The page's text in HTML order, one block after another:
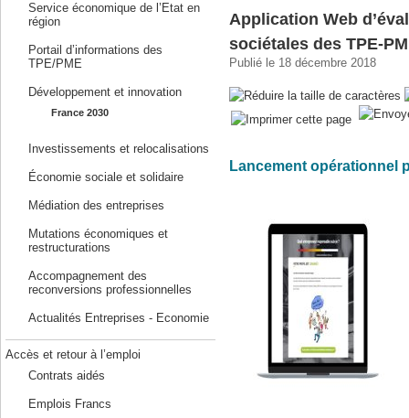
Service économique de l’Etat en
région
Portail d’informations des
TPE/PME
Développement et innovation
France 2030
Investissements et relocalisations
Économie sociale et solidaire
Médiation des entreprises
Mutations économiques et
restructurations
Accompagnement des
reconversions professionnelles
Actualités Entreprises - Economie
Accès et retour à l’emploi
Contrats aidés
Emplois Francs
Application Web
sociétales des TPE-
Publié le 18 décembre 2018
Lancement opérationnel